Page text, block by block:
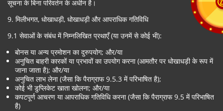
सूचना के बिना परिवर्तन के अधीन है।
9. मिलीभगत, धोखाधड़ी, धोखाधड़ी और आपराधिक गतिविधि
9.1 सेवाओं के संबंध में निम्नलिखित प्रथाएँ (या उनमें से कोई भी):
बोनस या अन्य प्रमोशन का दुरुपयोग; और/या
अनुचित बाहरी कारकों या प्रभावों का उपयोग करना (आमतौर पर धोखाधड़ी के रूप में
जाना जाता है); और/या
अनुचित लाभ लेना (जैसा कि पैराग्राफ 9.5.3 में परिभाषित है);
कोई भी डुप्लिकेट खाता खोलना; और/या
कपटपूर्ण आचरण या आपराधिक गतिविधि करना (जैसा कि पैराग्राफ 9.5 में परिभाषित
है)